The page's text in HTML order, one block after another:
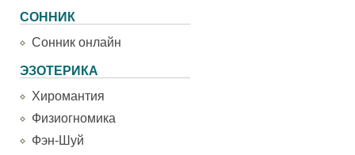
СОННИК
Сонник онлайн
ЭЗОТЕРИКА
Хиромантия
Физиогномика
Фэн-Шуй